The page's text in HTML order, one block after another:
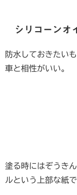
シリコーンオ
防水しておきたい
車と相性がいい。
塗る時にはぞうき
ルという上部な紙で